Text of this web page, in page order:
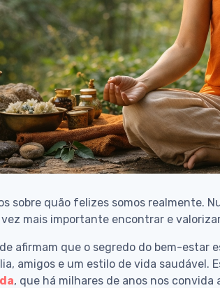
sobre quão felizes somos realmente.
mais importante encontrar e
afirmam que o segredo do bem-estar
amigos e um estilo de vida saudável.
, que há milhares de anos nos